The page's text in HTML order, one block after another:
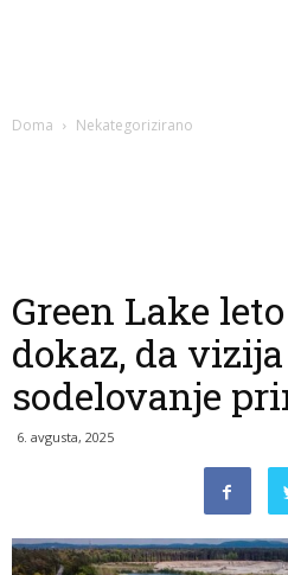
Doma Nekategorizirano
Green Lake
dokaz, da
sodelovanje
6. avgusta, 2025